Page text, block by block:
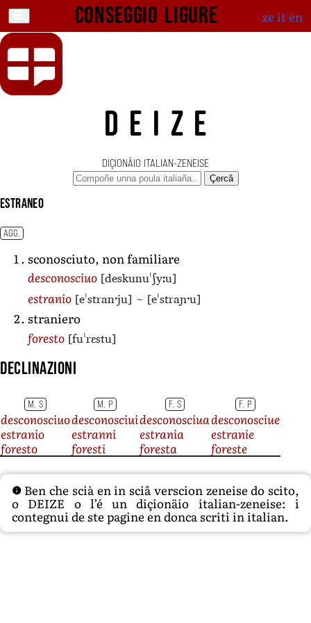
Conseggio ligure ze iten
DEIZE
DIÇIONÄIO ITALIAN-ZENEISE
Çercâ
estraneo
AGG.
sconosciuto, non familiare
desconosciuo [deskunuˈʃyːu]
estranio [eˈstranˑju] ~ [eˈstraɲˑu]
straniero
foresto [fuˈrɛstu]
Declinazioni
M. S M. P F. S F. P
desconosciuodesconosciuidesconosciuadesconosciue
estranio
estranni estrania
estranie
foresto
foresti foresta foreste
Ben che scià en in sciâ verscion zeneise do scito,
o DEIZE o l’é un diçionäio italian-zeneise: i
contegnui de ste pagine en donca scriti in italian.